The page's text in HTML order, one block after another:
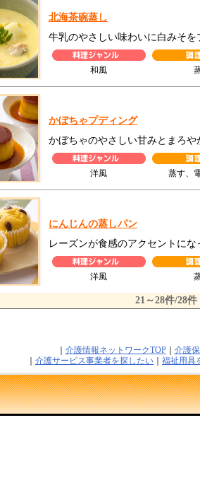
北海茶碗蒸し
牛乳のやさしい味わいに白みそ
和風
かぼちゃプディング
かぼちゃのやさしい甘みとまろ
洋風 蒸す、
にんじんの蒸しパン
レーズンが食感のアクセントにな
洋風
21～28件/28件
介護情報ネットワークTOP｜ 介護
介護サービス事業者を探したい 福祉用具